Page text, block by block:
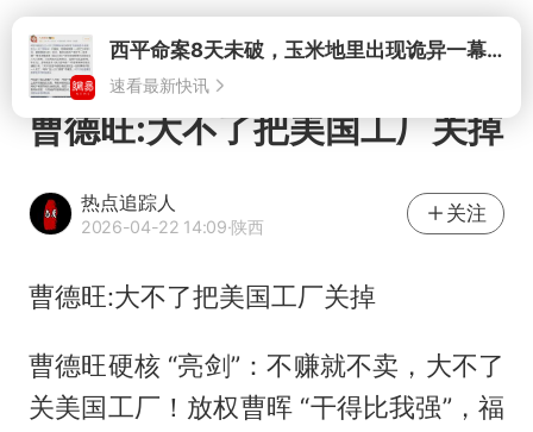
打开西平命案8天未破，玉米地里出现诡异一幕，我突然想起了欧金中
速看最新快讯
曹德旺:大不了把美国工厂关掉
热点追踪人
2026-04-22 14:09·陕西
关注
曹德旺:大不了把美国工厂关掉
曹德旺硬核 “亮剑”：不赚就不卖，大不了
关美国工厂！放权曹晖 “干得比我强”，福